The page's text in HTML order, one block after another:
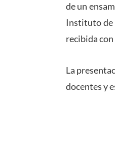
de un
Instituto de
recibida
La
docentes y